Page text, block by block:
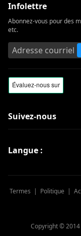
Infolettre
Abonnez-vous pour des
etc.
Suivez-nous
Langue :
Termes | Politique |
Copyright © 2014